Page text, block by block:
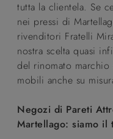
tutta la clientela. Se
nei pressi di
rivenditori Fratelli
nostra scelta quasi
del rinomato
mobili anche su
Negozi di Pareti
Martellago: siamo